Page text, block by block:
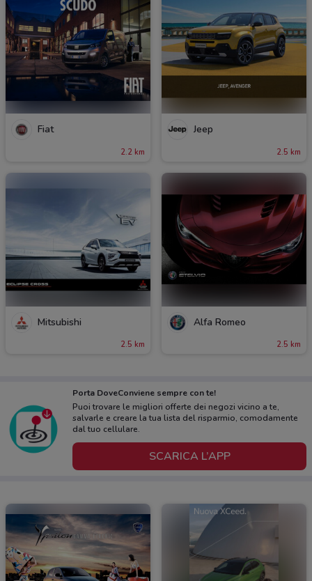
Fiat
2.2 km
Jeep
2.5 km
Mitsubishi
2.5 km
Alfa Romeo
2.5 km
Porta DoveConviene sempre con te!
Puoi trovare le migliori offerte dei negozi vicino a te,
salvarle e creare la tua lista del risparmio, comodamente
dal tuo cellulare.
SCARICA L’APP